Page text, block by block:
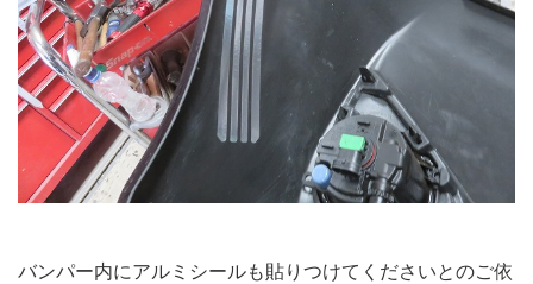
バンパー内にアルミシールも貼りつけてくださいとのご依